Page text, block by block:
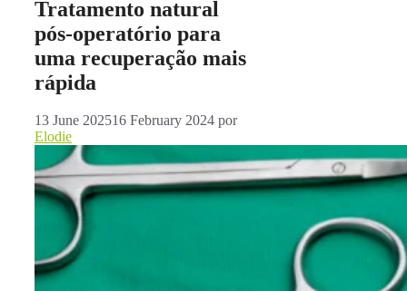
Tratamento natural
pós-operatório para
uma recuperação mais
rápida
13 June 202516 February 2024 por
Elodie